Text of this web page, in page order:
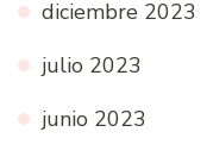
diciembre 2023
julio 2023
junio 2023